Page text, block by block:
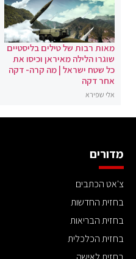
מאות רבות של טילים בליסטיים
שוגרו הלילה מאיראן וכיסו את
כל שטח ישראל | מה קרה- דקה
אחר דקה
אלי שפירא
מדורים
צ'אט הכתבים
בחזית החדשות
בחזית הבריאות
בחזית הכלכלית